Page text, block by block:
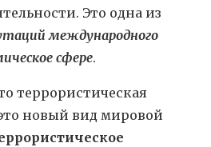
Это одна из
международного
сфере.
террористическая
новый вид мировой